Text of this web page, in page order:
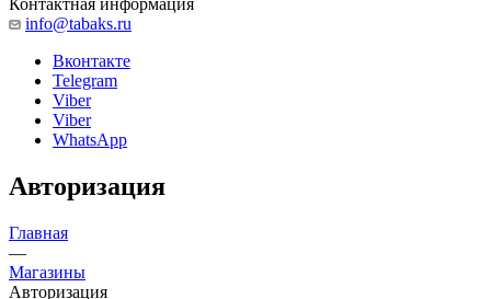
Контактная информация
info@tabaks.ru
Вконтакте
Telegram
Viber
Viber
WhatsApp
Авторизация
Главная
—
Магазины
Авторизация